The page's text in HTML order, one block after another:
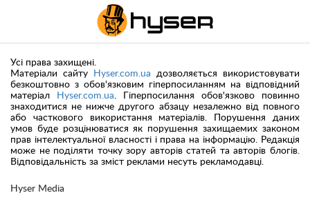
Hyser Media
Усі права захищені.
Матеріали сайту
Hyser.com.ua дозволяється використовувати
безкоштовно з обов'язковим гіперпосиланням на відповідний
матеріал
Hyser.com.ua. Гіперпосилання обов'язково повинно
знаходитися не нижче другого абзацу незалежно від повного
або часткового використання матеріалів. Порушення даних
умов буде розцінюватися як порушення захищаемих законом
прав інтелектуальної власності і права на інформацію. Редакція
може не поділяти точку зору авторів статей та авторів блогів.
Відповідальність за зміст реклами несуть рекламодавці.